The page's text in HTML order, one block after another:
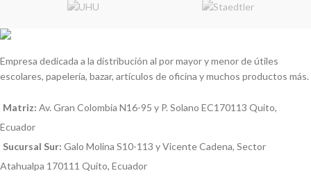
Empresa dedicada a la distribución al por mayor y menor de útiles
escolares, papelería, bazar, artículos de oficina y muchos productos más.
Matriz: Av. Gran Colombia N16-95 y P. Solano EC170113 Quito,
Ecuador
Sucursal Sur: Galo Molina S10-113 y Vicente Cadena, Sector
Atahualpa 170111 Quito, Ecuador